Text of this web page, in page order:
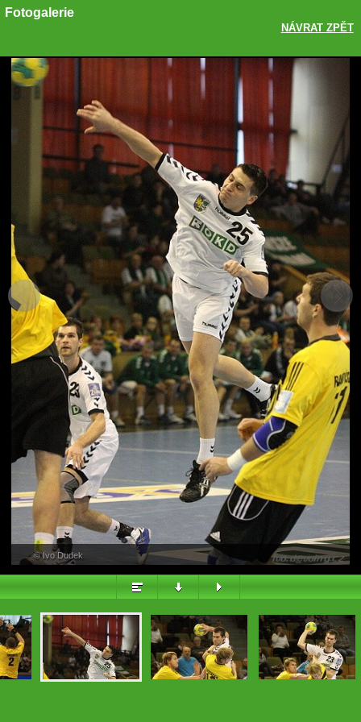
Fotogalerie
NÁVRAT ZPĚT
Sdílet
ODKAZ
FACEBOOK
TWITTER
GOOGLE PLUS
PŘEHLED
© Ivo Dudek